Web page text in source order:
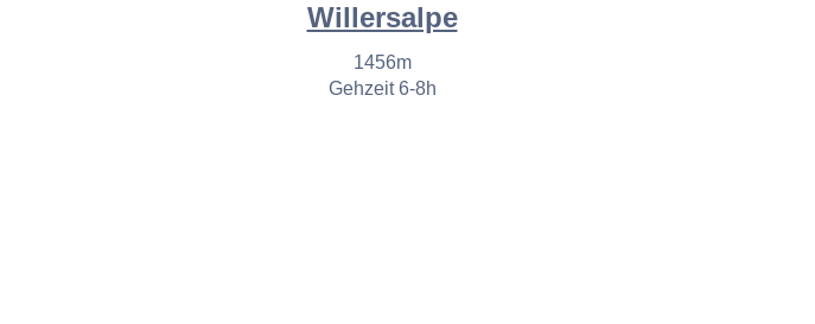
Willersalpe
1456m
Gehzeit 6-8h